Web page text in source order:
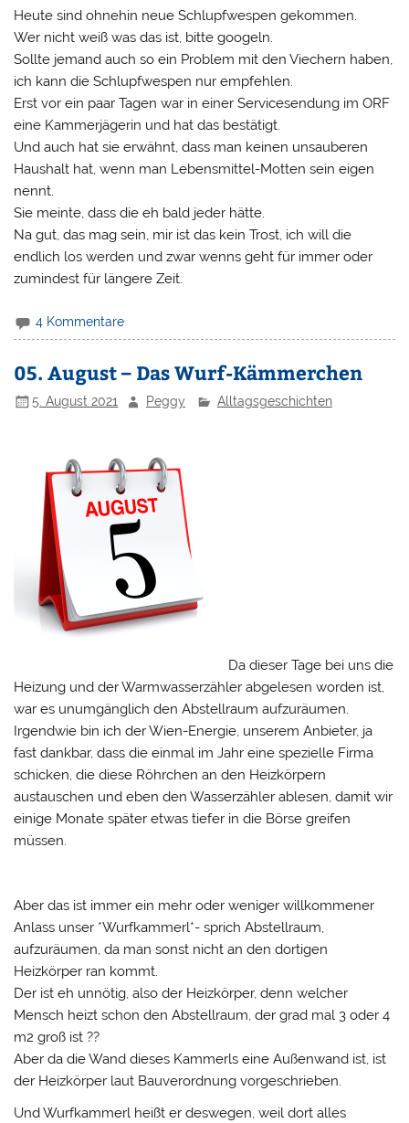
Heute sind ohnehin neue Schlupfwespen gekommen.
Wer nicht weiß was das ist, bitte googeln.
Sollte jemand auch so ein Problem mit den Viechern haben,
ich kann die Schlupfwespen nur empfehlen.
Erst vor ein paar Tagen war in einer Servicesendung im ORF
eine Kammerjägerin und hat das bestätigt.
Und auch hat sie erwähnt, dass man keinen unsauberen
Haushalt hat, wenn man Lebensmittel-Motten sein eigen
nennt.
Sie meinte, dass die eh bald jeder hätte.
Na gut, das mag sein, mir ist das kein Trost, ich will die
endlich los werden und zwar wenns geht für immer oder
zumindest für längere Zeit.
4 Kommentare
05. August – Das Wurf-Kämmerchen
5. August 2021 Peggy Alltagsgeschichten
Da dieser Tage bei uns die
Heizung und der Warmwasserzähler abgelesen worden ist,
war es unumgänglich den Abstellraum aufzuräumen.
Irgendwie bin ich der Wien-Energie, unserem Anbieter, ja
fast dankbar, dass die einmal im Jahr eine spezielle Firma
schicken, die diese Röhrchen an den Heizkörpern
austauschen und eben den Wasserzähler ablesen, damit wir
einige Monate später etwas tiefer in die Börse greifen
müssen.
Aber das ist immer ein mehr oder weniger willkommener
Anlass unser *Wurfkammerl*- sprich Abstellraum,
aufzuräumen, da man sonst nicht an den dortigen
Heizkörper ran kommt.
Der ist eh unnötig, also der Heizkörper, denn welcher
Mensch heizt schon den Abstellraum, der grad mal 3 oder 4
m2 groß ist ??
Aber da die Wand dieses Kammerls eine Außenwand ist, ist
der Heizkörper laut Bauverordnung vorgeschrieben.
Und Wurfkammerl heißt er deswegen, weil dort alles